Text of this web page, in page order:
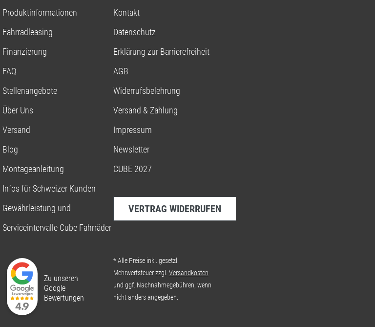
Produktinformationen
Fahrradleasing
Finanzierung
FAQ
Stellenangebote
Über Uns
Versand
Blog
Montageanleitung
Infos für Schweizer Kunden
Gewährleistung und
Serviceintervalle Cube Fahrräder
Zu unseren
Google
Bewertungen
Kontakt
Datenschutz
Erklärung zur Barrierefreiheit
AGB
Widerrufsbelehrung
Versand & Zahlung
Impressum
Newsletter
CUBE 2027
VERTRAG WIDERRUFEN
* Alle Preise inkl. gesetzl.
Mehrwertsteuer zzgl. Versandkosten
und ggf. Nachnahmegebühren, wenn
nicht anders angegeben.